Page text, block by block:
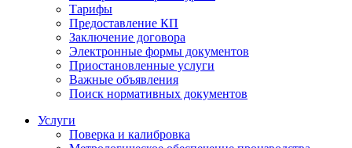
Тарифы
Предоставление КП
Заключение договора
Электронные формы документов
Приостановленные услуги
Важные объявления
Поиск нормативных документов
Услуги
Поверка и калибровка